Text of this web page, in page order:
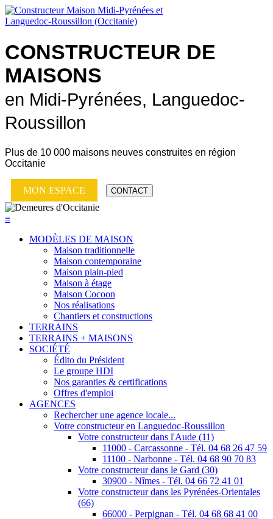
CONSTRUCTEUR DE
MAISONS
en Midi-Pyrénées, Languedoc-
Roussillon
Plus de 10 000 maisons neuves construites en région
Occitanie
MON ESPACE CONTACT
≡
MODÈLES DE MAISON
Maison traditionnelle
Maison contemporaine
Maison plain-pied
Maison à étage
Maison Cocoon
Nos réalisations
Chantiers et constructions
TERRAINS
TERRAINS + MAISONS
SOCIÉTÉ
Édito du Président
Le groupe HDI
Nos garanties & certifications
Offres d'emploi
AGENCES
Rechercher une agence locale...
Votre constructeur en Languedoc-Roussillon
Votre constructeur dans l'Aude (11)
11000 - Carcassonne - Tél. 04 68 26 47 59
11100 - Narbonne - Tél. 04 68 90 70 83
Votre constructeur dans le Gard (30)
30900 - Nîmes - Tél. 04 66 72 41 01
Votre constructeur dans les Pyrénées-Orientales
(66)
66000 - Perpignan - Tél. 04 68 68 41 00